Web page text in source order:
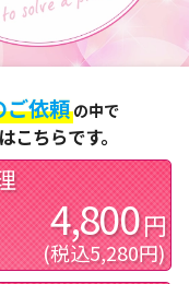
ご依頼の中で
こちらです。
4,800円
(税込5,280円)